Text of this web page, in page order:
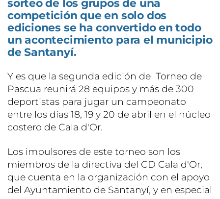
sorteo de los grupos de una
competición que en solo dos
ediciones se ha convertido en todo
un acontecimiento para el municipio
de Santanyí.
Y es que la segunda edición del Torneo de
Pascua reunirá 28 equipos y más de 300
deportistas para jugar un campeonato
entre los días 18, 19 y 20 de abril en el núcleo
costero de Cala d'Or.
Los impulsores de este torneo son los
miembros de la directiva del CD Cala d'Or,
que cuenta en la organización con el apoyo
del Ayuntamiento de Santanyí, y en especial